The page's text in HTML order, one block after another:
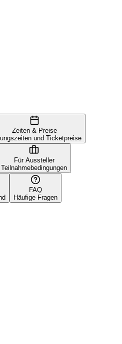
Zeiten & Preise
und Ticketpreise
Für Aussteller
Teilnahmebedingungen
FAQ
Häufige Fragen